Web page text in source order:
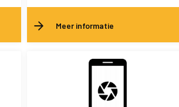
Meer informatie